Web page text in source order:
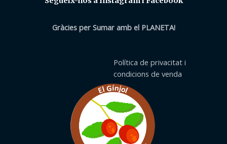
Gràcies per Sumar amb el PLANETA!
Política de privacitat i
condicions de venda